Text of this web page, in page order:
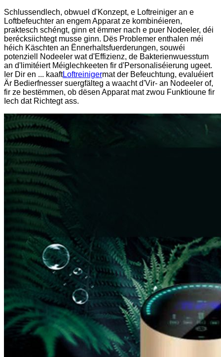
Schlussendlech, obwuel d'Konzept, e Loftreiniger an e
Loftbefeuchter an engem Apparat ze kombinéieren,
praktesch schéngt, ginn et ëmmer nach e puer Nodeeler, déi
berécksiichtegt musse ginn. Dës Problemer enthalen méi
héich Käschten an Ënnerhaltsfuerderungen, souwéi
potenziell Nodeeler wat d'Effizienz, de Bakterienwuesstum
an d'limitéiert Méiglechkeeten fir d'Personaliséierung ugeet.
Ier Dir en ... kaaftLoftreinigermat der Befeuchtung, evaluéiert
Är Bedierfnesser suergfälteg a waacht d'Vir- an Nodeeler of,
fir ze bestëmmen, ob dësen Apparat mat zwou Funktioune fir
Iech dat Richtegt ass.